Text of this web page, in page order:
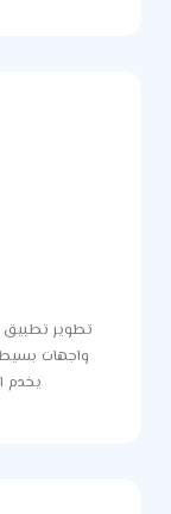
تطوير تطبيق
واجهات
يخدم